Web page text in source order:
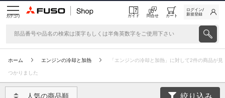
カテゴリ ガイド 問合せ カート
ログイン/
新規登録
ホーム エンジンの冷却と加熱 「エンジンの冷却と加熱」に対して2件の商品が見
つかりました
人気の商品順 絞り込み